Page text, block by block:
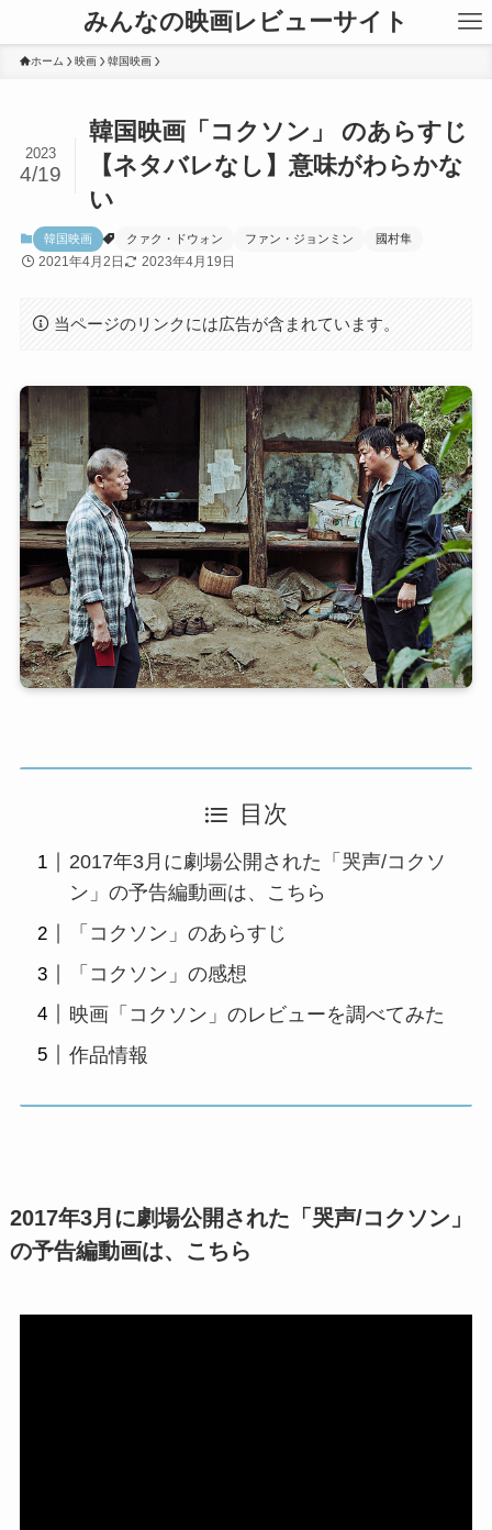
みんなの映画レビューサイト
ホーム 映画 韓国映画
韓国映画「コクソン」 のあらすじ
【ネタバレなし】意味がわらかな
い
2023
4/19
韓国映画 クァク・ドウォン ファン・ジョンミン 國村隼
2021年4月2日 2023年4月19日
当ページのリンクには広告が含まれています。
目次
2017年3月に劇場公開された「哭声/コクソ
ン」の予告編動画は、こちら
「コクソン」のあらすじ
「コクソン」の感想
映画「コクソン」のレビューを調べてみた
作品情報
2017年3月に劇場公開された「哭声/コクソン」
の予告編動画は、こちら